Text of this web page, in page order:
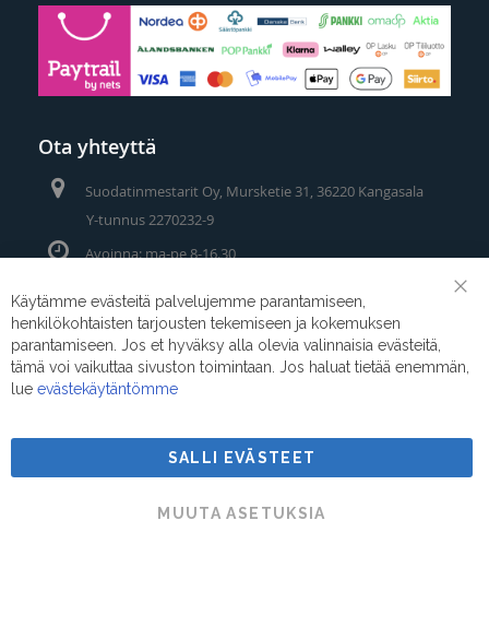
Ota yhteyttä
Suodatinmestarit Oy, Mursketie 31, 36220 Kangasala
Y-tunnus 2270232-9
Avoinna: ma-pe 8-16.30
Puhelin/Whatsapp:
Sähköposti:myynti@suodatinmestarit.fi
Suodatinmestarit © 2026
Käytämme evästeitä palvelujemme parantamiseen,
henkilökohtaisten tarjousten tekemiseen ja kokemuksen
parantamiseen. Jos et hyväksy alla olevia valinnaisia evästeitä,
tämä voi vaikuttaa sivuston toimintaan. Jos haluat tietää enemmän,
lue evästekäytäntömme
SALLI EVÄSTEET
MUUTA ASETUKSIA